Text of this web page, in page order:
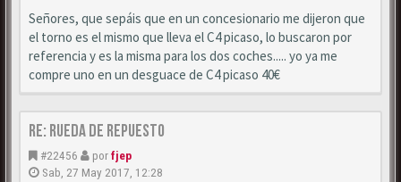
Señores, que sepáis que en un concesionario me dijeron que
el torno es el mismo que lleva el C4 picaso, lo buscaron por
referencia y es la misma para los dos coches..... yo ya me
compre uno en un desguace de C4 picaso 40€
Re: Rueda de repuesto
#22456 porfjep
Sab, 27 May 2017, 12:28